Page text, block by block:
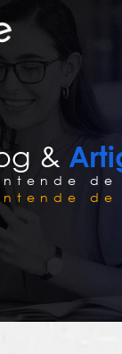
&
de
de